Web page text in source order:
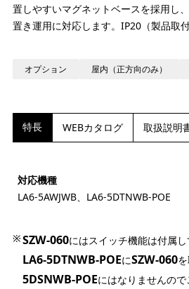
置しやすいマグネットベースを採用し
置き運用に対応します。IP20（製品取付
オプション 屋内（正方向のみ）
特長 WEBカタログ 取扱説明
対応機種
LA6-5AWJWB、LA6-5DTNWB-POE
SZW-060にはスイッチ機能は付属し
LA6-5DTNWB-POEにSZW-060
5DSNWB-POEにはなりませんので